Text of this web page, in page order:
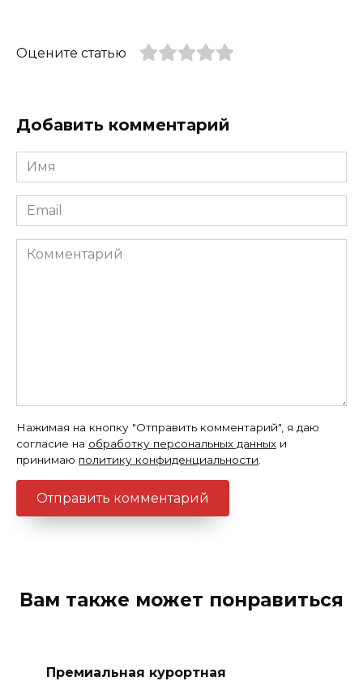
Оцените статью
Добавить комментарий
Имя
*
Email
*
Комментарий
Нажимая на кнопку "Отправить комментарий", я даю
согласие на обработку персональных данных и
принимаю политику конфиденциальности
Вам также может понравиться
Премиальная курортная